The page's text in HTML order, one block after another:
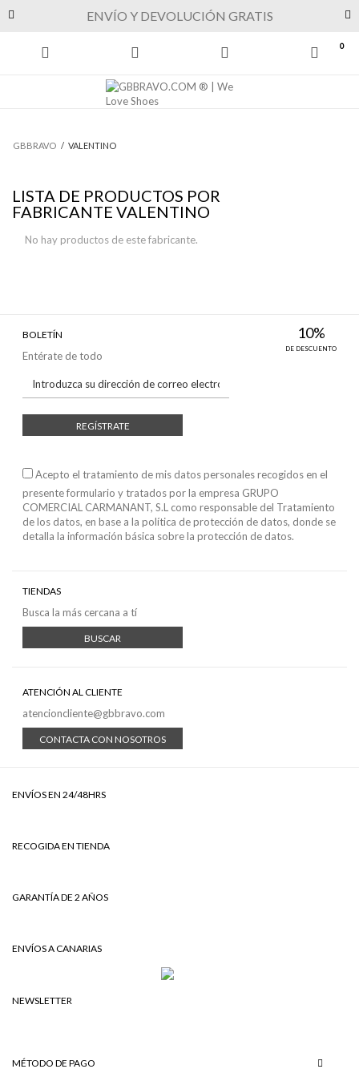
ENVÍO Y DEVOLUCIÓN GRATIS Next
0
GBBRAVO / VALENTINO
LISTA DE PRODUCTOS POR
FABRICANTE VALENTINO
No hay productos de este fabricante.
10%
DE DESCUENTO
BOLETÍN
Entérate de todo
REGÍSTRATE
Acepto el tratamiento de mis datos personales recogidos en el
presente formulario y tratados por la empresa GRUPO
COMERCIAL CARMANANT, S.L como responsable del Tratamiento
de los datos, en base a la política de protección de datos, donde se
detalla la información básica sobre la protección de datos.
TIENDAS
Busca la más cercana a tí
BUSCAR
ATENCIÓN AL CLIENTE
atencioncliente@gbbravo.com
CONTACTA CON NOSOTROS
ENVÍOS EN 24/48HRS
RECOGIDA EN TIENDA
GARANTÍA DE 2 AÑOS
ENVÍOS A CANARIAS
NEWSLETTER
MÉTODO DE PAGO